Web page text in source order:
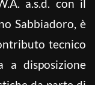
a.s.d. con il
Sabbiadoro, è
tecnico
a disposizione